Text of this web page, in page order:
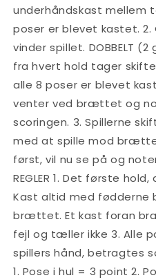
underhåndskast mellem
poser er blevet kastet. 2.
vinder spillet. DOBBELT
fra hvert hold tager
alle 8 poser er blevet
venter ved brættet og
scoringen. 3. Spillerne
med at spille mod
først, vil nu se på og
REGLER 1. Det første
Kast altid med fødderne
brættet. Et kast foran
fejl og tæller ikke 3. Alle
spillers hånd, betragtes
1. Pose i hul = 3 point 2.